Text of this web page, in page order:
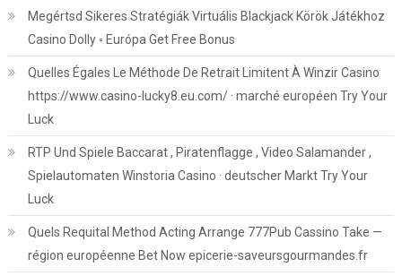
Megértsd Sikeres Stratégiák Virtuális Blackjack Körök Játékhoz
Casino Dolly ◦ Európa Get Free Bonus
Quelles Égales Le Méthode De Retrait Limitent À Winzir Casino
https://www.casino-lucky8.eu.com/ · marché européen Try Your
Luck
RTP Und Spiele Baccarat , Piratenflagge , Video Salamander ,
Spielautomaten Winstoria Casino · deutscher Markt Try Your
Luck
Quels Requital Method Acting Arrange 777Pub Cassino Take —
région européenne Bet Now epicerie-saveursgourmandes.fr